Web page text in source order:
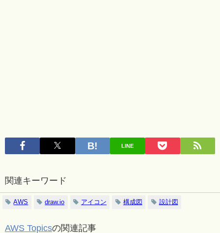
LINE
関連キーワード
AWS draw.io アイコン 構成図 設計図
AWS Topicsの関連記事